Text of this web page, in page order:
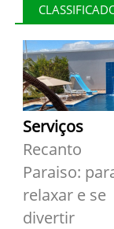
Serviços
Recanto
Paraiso:
relaxar e se
divertir